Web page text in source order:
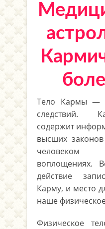
Тело Кармы —
следствий.
содержит
высших
человеком
воплощениях.
действие
Карму, и место
наше
Физическое